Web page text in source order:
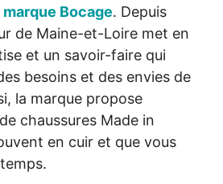
marque Bocage. Depuis
de Maine-et-Loire met en
et un savoir-faire qui
besoins et des envies de
la marque propose
chaussures Made in
en cuir et que vous